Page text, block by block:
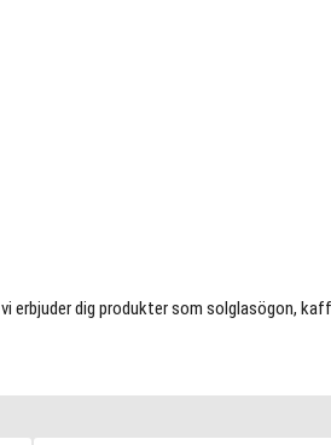
erbjuder dig produkter som solglasögon,